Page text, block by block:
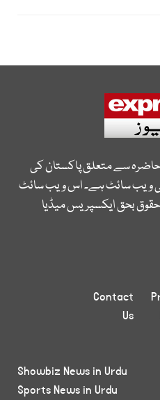
حاضرہ سے متعلق پاکستان کی
ویب سائٹ ہے۔ اس ویب سائٹ
بحق ایکسپریس میڈیا
Contact
Us
Showbiz News in Urdu
Sports News in Urdu